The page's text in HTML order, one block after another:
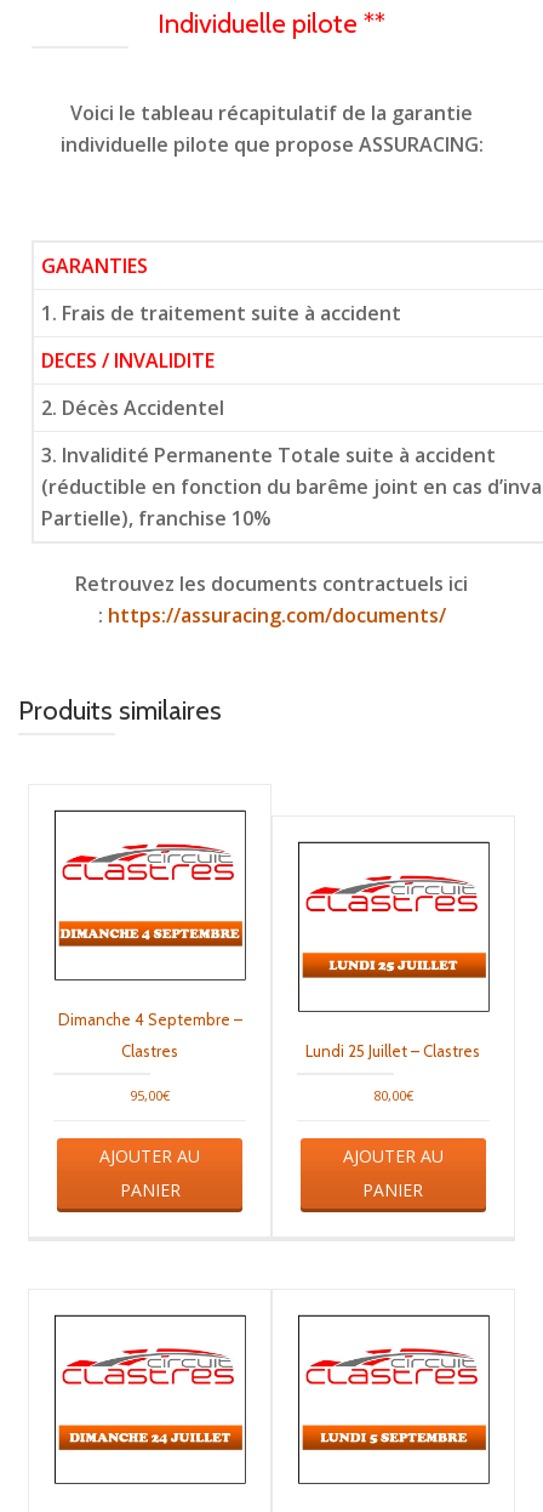
Individuelle pilote **
Voici le tableau récapitulatif de la garantie
individuelle pilote que propose ASSURACING:
GARANTIES
1. Frais de traitement suite à accident
DECES / INVALIDITE
2. Décès Accidentel
3. Invalidité Permanente Totale suite à accident
(réductible en fonction du barême joint en cas
Partielle), franchise 10%
Retrouvez les documents contractuels ici
: https://assuracing.com/documents/
Produits similaires
Dimanche 4 Septembre –
Clastres
95,00€
AJOUTER AU
PANIER
Lundi 25 Juillet – Clastres
80,00€
AJOUTER AU
PANIER